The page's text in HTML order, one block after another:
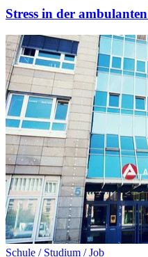
Stress in der
Schule / Studium / Job